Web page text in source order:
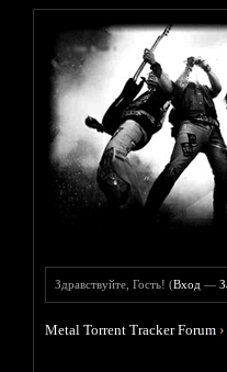
Здравствуйте, Гость! (Вход —
Metal Torrent Tracker Forum ›